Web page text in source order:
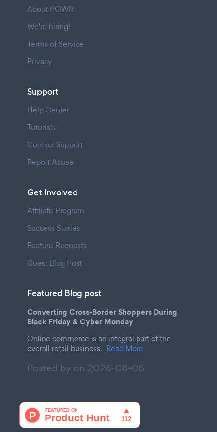
About POWR
We're hiring!
Terms of Service
Privacy
Support
Help Center
Tutorials
Contact Support
Report Abuse
Get Involved
Affiliate Program
Success Stories
Feature Requests
Guest Blog Post
Featured Blog post
Converting Cross-Border Shoppers During
Black Friday & Cyber Monday
Online commerce is an integral part of the
overall retail business. Read More
Posted by on 2026-08-06